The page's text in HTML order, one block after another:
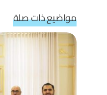
مواضيع ذات صلة